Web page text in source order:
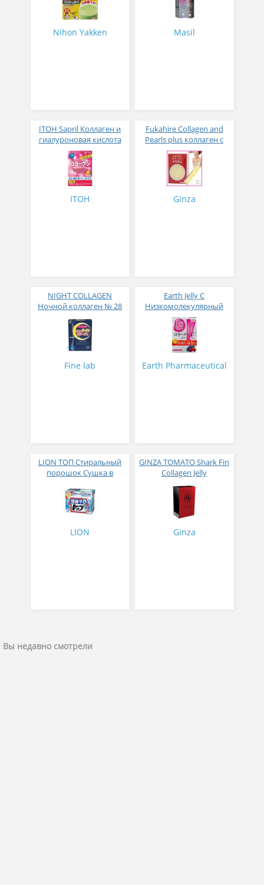
Nihon Yakken Masil
ITOH Sapril Коллаген и
гиалуроновая кислота
со вкусом манго 30
стиков
ITOH
Fukahire Collagen and
Pearls plus коллаген с
жемчужным порошком
№ 30
Ginza
NIGHT COLLAGEN
Ночной коллаген № 28
Fine lab
Earth Jelly C
Низкомолекулярный
рыбный коллаген с
витамином С и 5
активных компонентов
с ягодным вкусом 8 гр
Earth Pharmaceutical
LION ТОП Стиральный
порошок Сушка в
гр
LION
GINZA TOMATO Shark Fin
Collagen Jelly
плавников голубой
акулы со вкусом манго
№ 14
Ginza
Вы недавно смотрели